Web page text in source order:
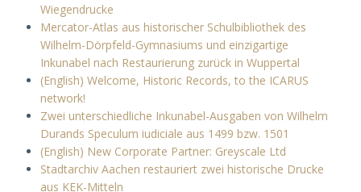
Wiegendrucke
Mercator-Atlas aus historischer Schulbibliothek des
Wilhelm-Dörpfeld-Gymnasiums und einzigartige
Inkunabel nach Restaurierung zurück in Wuppertal
(English) Welcome, Historic Records, to the ICARUS
network!
Zwei unterschiedliche Inkunabel-Ausgaben von Wilhelm
Durands Speculum iudiciale aus 1499 bzw. 1501
(English) New Corporate Partner: Greyscale Ltd
Stadtarchiv Aachen restauriert zwei historische Drucke
aus KEK-Mitteln